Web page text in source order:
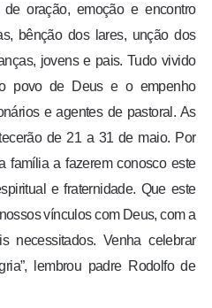
de oração, emoção e encontro
bênção dos lares, unção dos
jovens e pais. Tudo vivido
povo de Deus e o empenho
e agentes de pastoral. As
de 21 a 31 de maio. Por
família a fazerem conosco este
e fraternidade. Que este
vínculos com Deus, com a
necessitados. Venha celebrar
lembrou padre Rodolfo de